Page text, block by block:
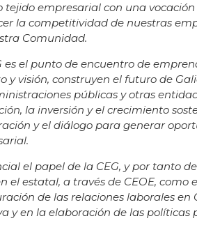
tejido empresarial con una
la competitividad de nuestras
Comunidad.
es el punto de encuentro de
y visión, construyen el futuro de
públicas y otras
la inversión y el crecimiento
y el diálogo para generar
el papel de la CEG, y por tanto
el estatal, a través de CEOE, como
de las relaciones laborales
y en la elaboración de las